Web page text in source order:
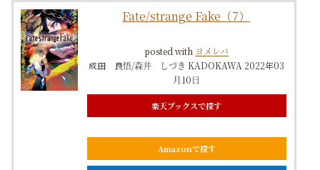
Fate/strange Fake（7）
posted with ヨメレバ
成田 良悟/森井 しづき KADOKAWA 2022年03
月10日
楽天ブックスで探す
Amazonで探す